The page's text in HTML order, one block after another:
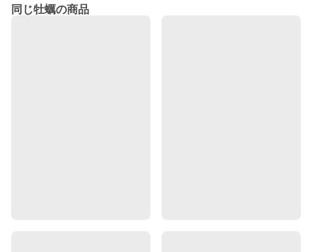
同じ牡蠣の商品